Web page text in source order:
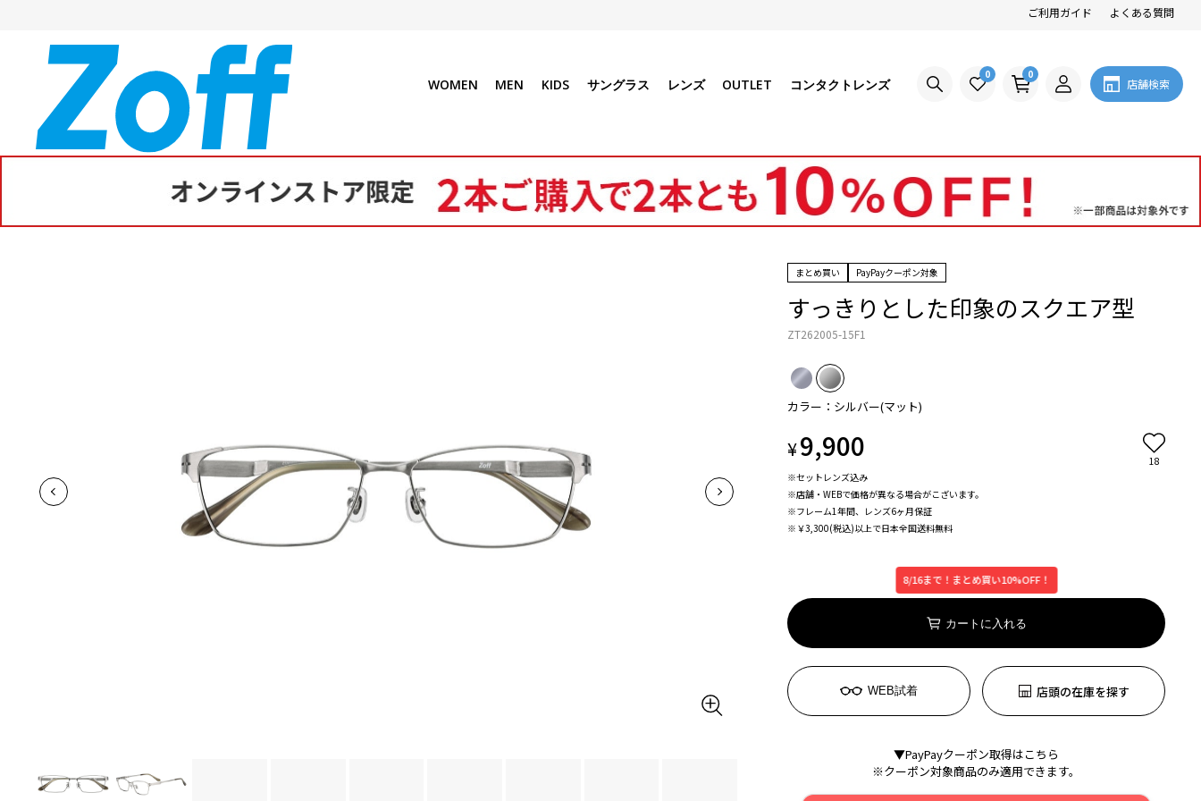
ご利用ガイド よくある質問
WOMEN MEN KIDS サングラス レンズ OUTLET コンタクトレンズ
0 0
店舗検索
まとめ買い PayPayクーポン対象
すっきりとした印象のスクエア型
ZT262005-15F1
カラー：シルバー(マット)
¥9,900 18
※セットレンズ込み
※店舗・WEBで価格が異なる場合がこざいます。
※フレーム1年間、レンズ6ヶ月保証
※￥3,300(税込)以上で日本全国送料無料
8/16まで！まとめ買い10%OFF！
カートに入れる
WEB試着 店頭の在庫を探す
▼PayPayクーポン取得はこちら
※クーポン対象商品のみ適用できます。